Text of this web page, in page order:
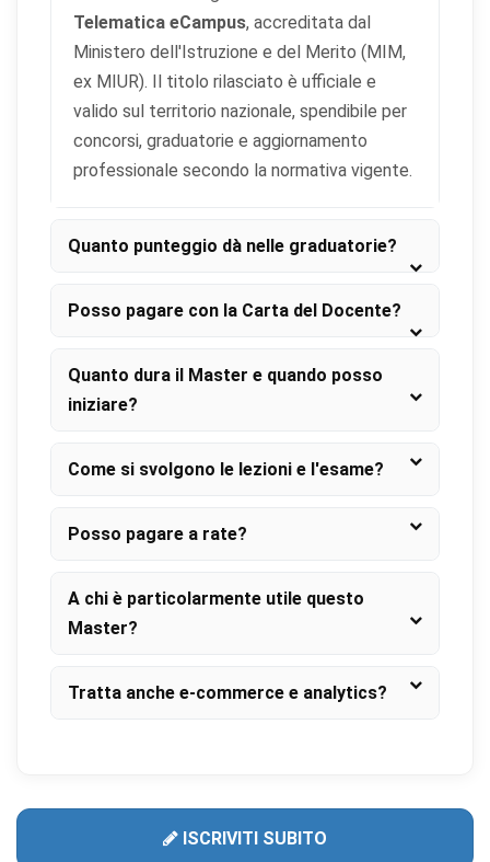
Telematica eCampus, accreditata dal
Ministero dell'Istruzione e del Merito (MIM,
ex MIUR). Il titolo rilasciato è ufficiale e
valido sul territorio nazionale, spendibile per
concorsi, graduatorie e aggiornamento
professionale secondo la normativa vigente.
Quanto punteggio dà nelle graduatorie?
Posso pagare con la Carta del Docente?
Quanto dura il Master e quando posso
iniziare?
Come si svolgono le lezioni e l'esame?
Posso pagare a rate?
A chi è particolarmente utile questo
Master?
Tratta anche e-commerce e analytics?
ISCRIVITI SUBITO